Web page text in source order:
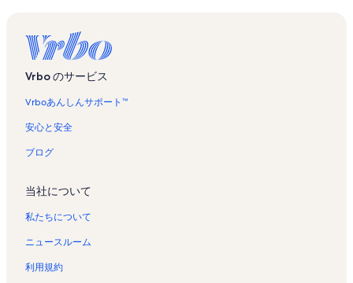
Vrbo のサービス
Vrboあんしんサポート™
安心と安全
ブログ
当社について
私たちについて
ニュースルーム
利用規約